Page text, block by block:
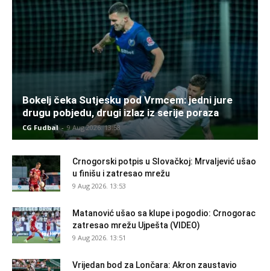
Bokelj čeka Sutjesku pod Vrmcem: jedni jure
drugu pobjedu, drugi izlaz iz serije poraza
CG Fudbal - 9 Aug 2026. 13:58
Crnogorski potpis u Slovačkoj: Mrvaljević ušao
u finišu i zatresao mrežu
9 Aug 2026. 13:53
Matanović ušao sa klupe i pogodio: Crnogorac
zatresao mrežu Ujpešta (VIDEO)
9 Aug 2026. 13:51
Vrijedan bod za Lončara: Akron zaustavio